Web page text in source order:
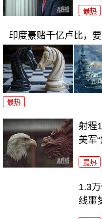
最热
印度豪赌千亿卢比，要
最热
射程
美军“
最热
1.3
线噩